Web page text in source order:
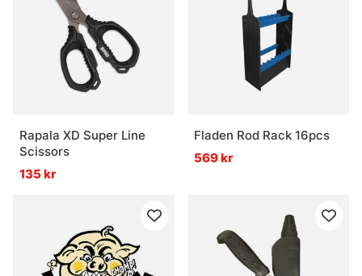
Rapala XD Super Line
Scissors
135 kr
Fladen Rod Rack 16pcs
569 kr